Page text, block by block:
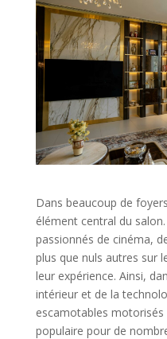
Dans beaucoup de
élément central du
passionnés de cinéma,
plus que nuls autres sur
leur expérience. Ainsi,
intérieur et de la
escamotables
populaire pour de